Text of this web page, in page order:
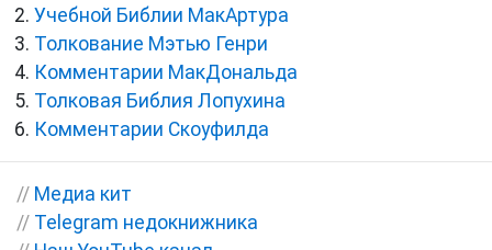
Учебной Библии МакАртура
Толкование Мэтью Генри
Комментарии МакДональда
Толковая Библия Лопухина
Комментарии Скоуфилда
// Медиа кит
// Telegram недокнижника